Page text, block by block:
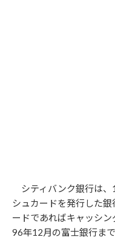
シティバンク銀行は、
シュカードを発行した
ードであればキャッシ
96年12月の富士銀行ま